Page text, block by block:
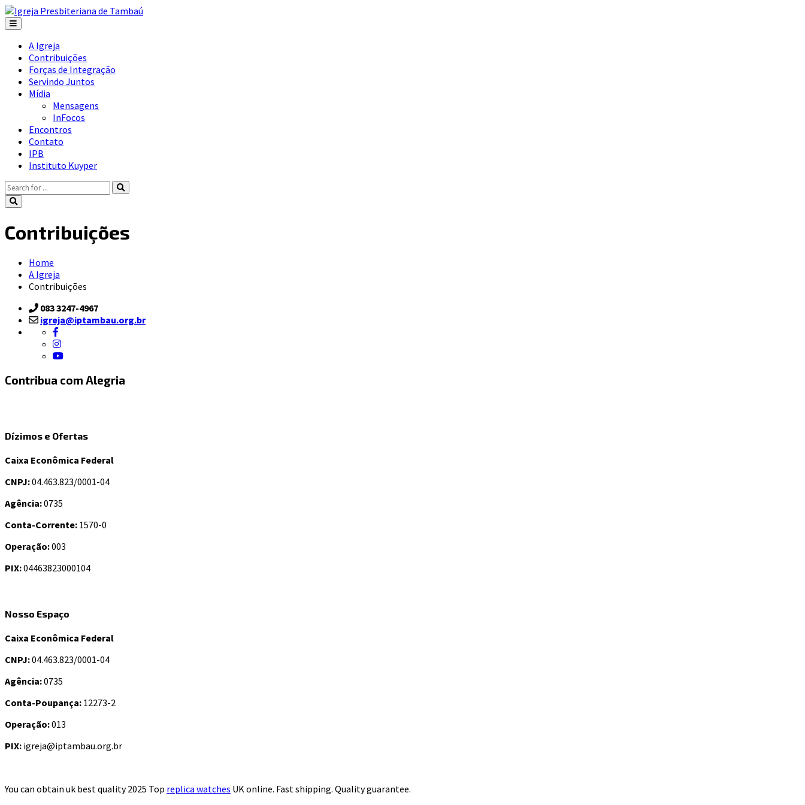
A Igreja
Contribuições
Forças de Integração
Servindo Juntos
Mídia
Mensagens
InFocos
Encontros
Contato
IPB
Instituto Kuyper
Contribuições
Home
A Igreja
Contribuições
083 3247-4967
igreja@iptambau.org.br
Contribua com Alegria
Dízimos e Ofertas
Caixa Econômica Federal
CNPJ:04.463.823/0001-04
Agência:0735
Conta-Corrente: 1570-0
Operação:003
PIX:04463823000104
Nosso Espaço
Caixa Econômica Federal
CNPJ:04.463.823/0001-04
Agência:0735
Conta-Poupança: 12273-2
Operação:013
PIX: igreja@iptambau.org.br
You can obtain uk best quality 2025 Top replica watches UK online. Fast shipping. Quality guarantee.